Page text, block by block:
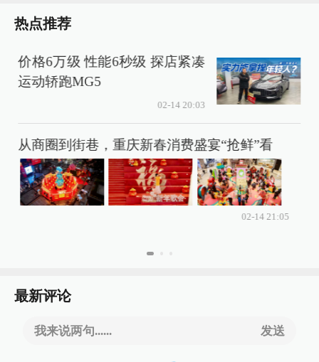
热点推荐
价格6万级 性能6秒级 探店紧凑
运动轿跑MG5
02-14 20:03
从商圈到街巷，重庆新春消费盛宴“抢鲜”看
02-14 21:05
最新评论
我来说两句...... 发送